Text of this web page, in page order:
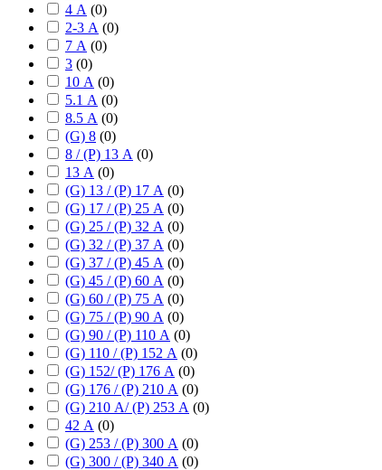
4 А (0)
2-3 А (0)
7 А (0)
3 (0)
10 А (0)
5.1 А (0)
8.5 А (0)
(G) 8 (0)
8 / (P) 13 А (0)
13 А (0)
(G) 13 / (P) 17 А (0)
(G) 17 / (P) 25 А (0)
(G) 25 / (P) 32 А (0)
(G) 32 / (P) 37 А (0)
(G) 37 / (P) 45 А (0)
(G) 45 / (P) 60 А (0)
(G) 60 / (P) 75 А (0)
(G) 75 / (P) 90 А (0)
(G) 90 / (P) 110 А (0)
(G) 110 / (P) 152 А (0)
(G) 152/ (P) 176 А (0)
(G) 176 / (P) 210 А (0)
(G) 210 А/ (P) 253 А (0)
42 А (0)
(G) 253 / (P) 300 А (0)
(G) 300 / (P) 340 А (0)